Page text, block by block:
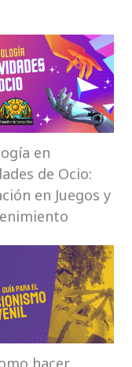
en
de Ocio:
en Juegos y